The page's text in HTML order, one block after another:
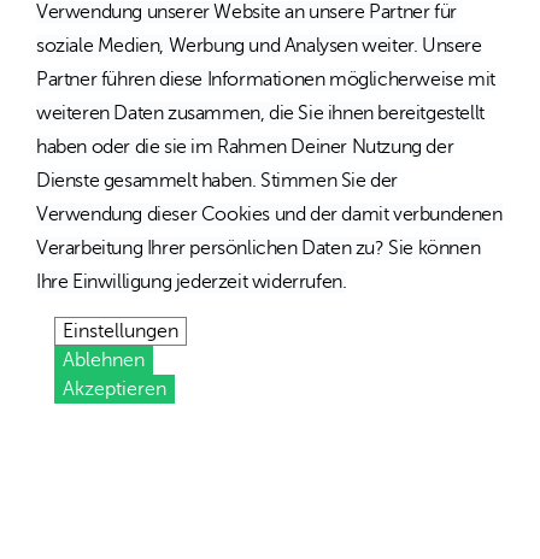
Verwendung unserer Website an unsere Partner für
soziale Medien, Werbung und Analysen weiter. Unsere
Partner führen diese Informationen möglicherweise mit
weiteren Daten zusammen, die Sie ihnen bereitgestellt
haben oder die sie im Rahmen Deiner Nutzung der
Dienste gesammelt haben. Stimmen Sie der
Verwendung dieser Cookies und der damit verbundenen
Verarbeitung Ihrer persönlichen Daten zu? Sie können
Ihre Einwilligung jederzeit widerrufen.
Einstellungen
Ablehnen
Akzeptieren